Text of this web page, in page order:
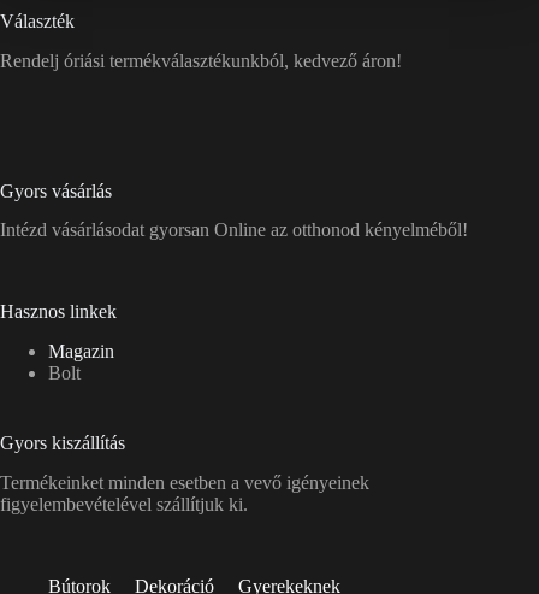
Választék
Rendelj óriási termékválasztékunkból, kedvező áron!
Gyors vásárlás
Intézd vásárlásodat gyorsan Online az otthonod kényelméből!
Hasznos linkek
Magazin
Bolt
Gyors kiszállítás
Termékeinket minden esetben a vevő igényeinek
figyelembevételével szállítjuk ki.
Bútorok Dekoráció Gyerekeknek